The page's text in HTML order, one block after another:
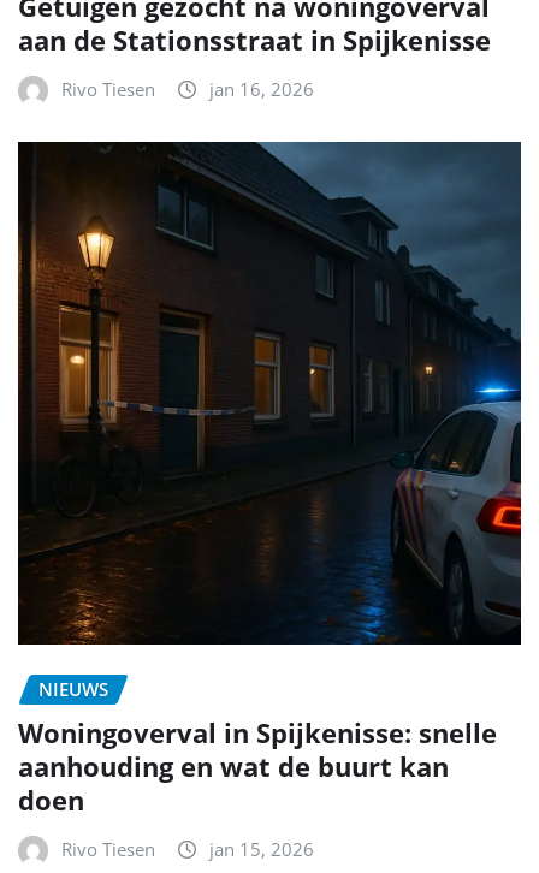
aan de Stationsstraat in Spijkenisse
Rivo Tiesen jan 16, 2026
NIEUWS
Woningoverval in Spijkenisse: snelle
aanhouding en wat de buurt kan
doen
Rivo Tiesen jan 15, 2026